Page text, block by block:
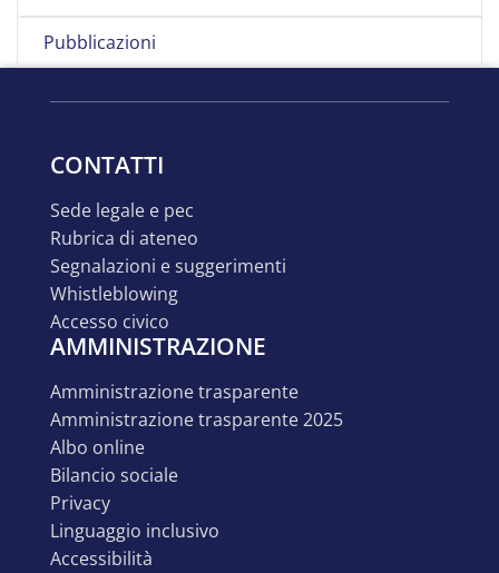
Pubblicazioni
CONTATTI
sede legale e pec
rubrica di ateneo
segnalazioni e suggerimenti
whistleblowing
accesso civico
AMMINISTRAZIONE
amministrazione trasparente
amministrazione trasparente 2025
albo online
bilancio sociale
privacy
linguaggio inclusivo
accessibilità